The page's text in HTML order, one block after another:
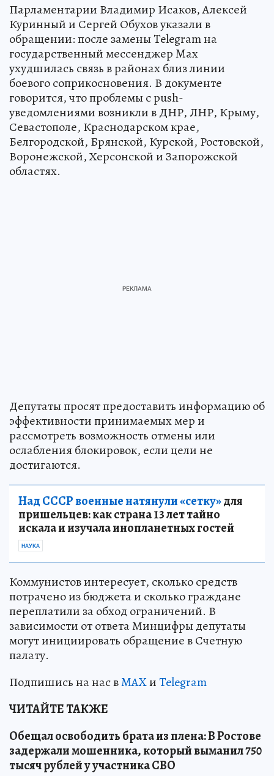
Парламентарии Владимир Исаков, Алексей
Куринный и Сергей Обухов указали в
обращении: после замены Telegram на
государственный мессенджер Max
ухудшилась связь в районах близ линии
боевого соприкосновения. В документе
говорится, что проблемы с push-
уведомлениями возникли в ДНР, ЛНР, Крыму,
Севастополе, Краснодарском крае,
Белгородской, Брянской, Курской, Ростовской,
Воронежской, Херсонской и Запорожской
областях.
Депутаты просят предоставить информацию об
эффективности принимаемых мер и
рассмотреть возможность отмены или
ослабления блокировок, если цели не
достигаются.
Над СССР военные натянули «сетку»для
пришельцев: как страна 13 лет тайно
искала и изучала инопланетных гостей
НАУКА
Коммунистов интересует, сколько средств
потрачено из бюджета и сколько граждане
переплатили за обход ограничений. В
зависимости от ответа Минцифры депутаты
могут инициировать обращение в Счетную
палату.
Подпишись на нас вMAXиTelegram
ЧИТАЙТЕ ТАКЖЕ
Обещал освободить брата из плена: В Ростове
задержали мошенника, который выманил 750
тысяч рублей у участника СВО